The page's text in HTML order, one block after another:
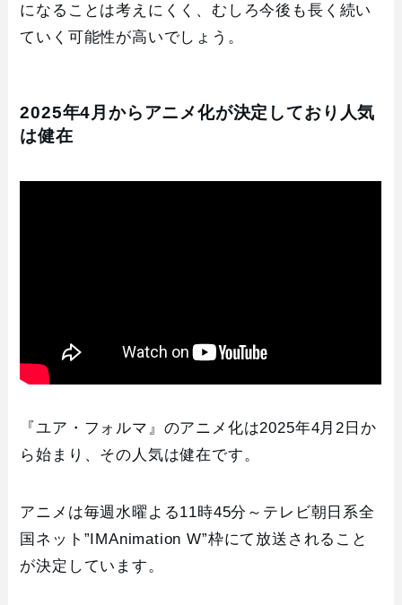
になることは考えにくく、むしろ今後も長く続い
ていく可能性が高いでしょう。
2025年4月からアニメ化が決定しており人気
は健在
『ユア・フォルマ』のアニメ化は2025年4月2日か
ら始まり、その人気は健在です。
アニメは毎週水曜よる11時45分～テレビ朝日系全
国ネット”IMAnimation W”枠にて放送されること
が決定しています。